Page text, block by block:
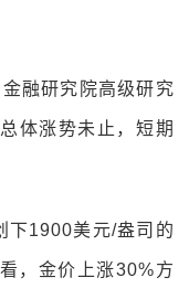
融研究院高级研究
体涨势未止，短期
下1900美元/盎司的
，金价上涨30%方